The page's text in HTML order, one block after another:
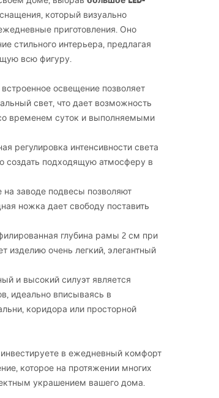
который визуально
приготовления. Оно
стильного интерьера, предлагая
всю фигуру.
встроенное освещение позволяет
свет, что дает возможность
временем суток и выполняемыми
регулировка интенсивности света
создать подходящую атмосферу в
на заводе подвесы позволяют
ножка дает свободу поставить
глубина рамы 2 см при
изделию очень легкий, элегантный
и высокий силуэт является
идеально вписываясь в
коридора или просторной
в ежедневный комфорт
которое на протяжении многих
украшением вашего дома.